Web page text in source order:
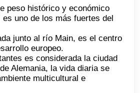
peso histórico y económico
es uno de los más fuertes del
junto al río Main, es el centro
europeo.
es considerada la ciudad
Alemania, la vida diaria se
multicultural e